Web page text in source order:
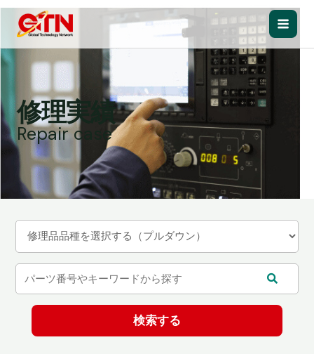
内
ス
プ
Main
修理実績
Repair case